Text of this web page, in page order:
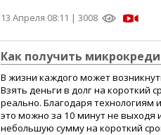
13 Апреля 08:11 | 3008
Как получить
В жизни каждого может
Взять деньги в долг на короткий
реально. Благодаря
это можно за 10 минут не выходя
небольшую сумму на короткий